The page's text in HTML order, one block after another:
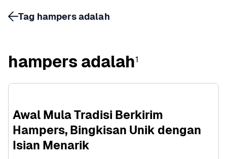
hampers adalah1
Awal Mula Tradisi Berkirim
Hampers, Bingkisan Unik dengan
Isian Menarik
Tag hampers adalah